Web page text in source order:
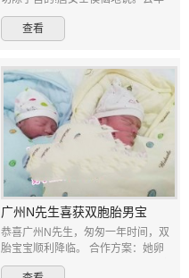
春节，全国都在兴高采烈的 去庆祝
春节，唐女士却高兴不起来，她有
查看
广州N先生喜获双胞胎男宝
恭喜广州N先生，匆匆一年时间，双
胎宝宝顺利降临。 合作方案：她卵
助孕 可性别 包成功。 男方51岁，女